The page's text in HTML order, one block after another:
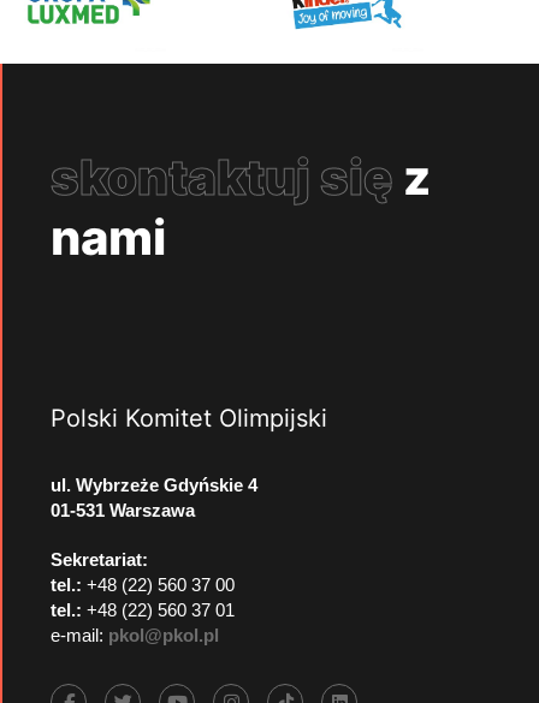
skontaktuj się z
nami
Polski Komitet Olimpijski
ul. Wybrzeże Gdyńskie 4
01-531 Warszawa
Sekretariat:
tel.: +48 (22) 560 37 00
tel.: +48 (22) 560 37 01
e-mail: pkol@pkol.pl